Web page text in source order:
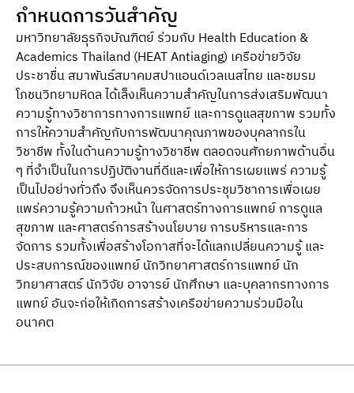
กำหนดการวันสำคัญ
มหาวิทยาลัยธุรกิจบัณฑิตย์ ร่วมกับ Health Education &
Academics Thailand (HEAT Antiaging) เครือข่ายวิจัย
ประชาชื่น สมาพันธ์สมาคมสปาแอนด์เวลเนสไทย และชมรม
โภชนวิทยามหิดล ได้เล็งเห็นความสําคัญในการส่งเสริมพัฒนา
ความรู้ทางวิชาการทางการแพทย์ และการดูแลสุขภาพ รวมทั้ง
การให้ความสําคัญกับการพัฒนาคุณภาพของบุคลากรใน
วิชาชีพ ทั้งในด้านความรู้ทางวิชาชีพ ตลอดจนศักยภาพด้านอื่น
ๆ ที่จําเป็นในการปฏิบัติงานที่ดีและเพื่อให้การเผยแพร่ ความรู้
เป็นไปอย่างทั่วถึง จึงเห็นควรจัดการประชุมวิชาการเพื่อเผย
แพร่ความรู้ความก้าวหน้า ในศาสตร์ทางการแพทย์ การดูแล
สุขภาพ และศาสตร์การสร้างนโยบาย การบริหารและการ
จัดการ รวมทั้งเพื่อสร้างโอกาสที่จะได้แลกเปลี่ยนความรู้ และ
ประสบการณ์ของแพทย์ นักวิทยาศาสตร์การแพทย์ นัก
วิทยาศาสตร์ นักวิจัย อาจารย์ นักศึกษา และบุคลากรทางการ
แพทย์ อันจะก่อให้เกิดการสร้างเครือข่ายความร่วมมือใน
อนาคต